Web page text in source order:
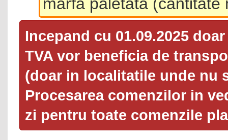
marfa paletata (cantitate
Incepand cu 01.09.2025
TVA vor beneficia de
(doar in localitatile unde nu
Procesarea comenzilor in
zi pentru toate comenzile